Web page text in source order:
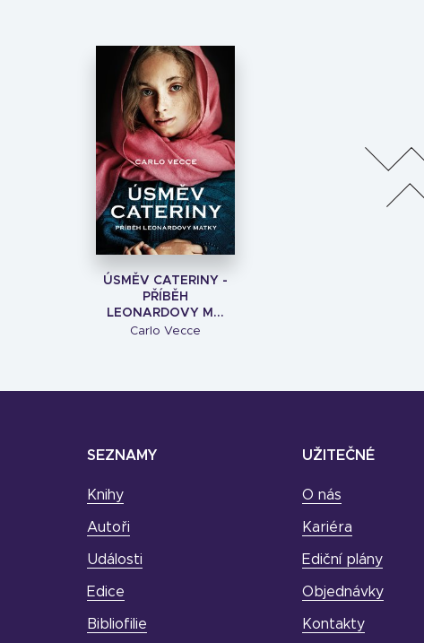
ÚSMĚV CATERINY -
PŘÍBĚH
LEONARDOVY M...
Carlo Vecce
SEZNAMY
Knihy
Autoři
Události
Edice
Bibliofilie
UŽITEČNÉ
O nás
Kariéra
Ediční plány
Objednávky
Kontakty